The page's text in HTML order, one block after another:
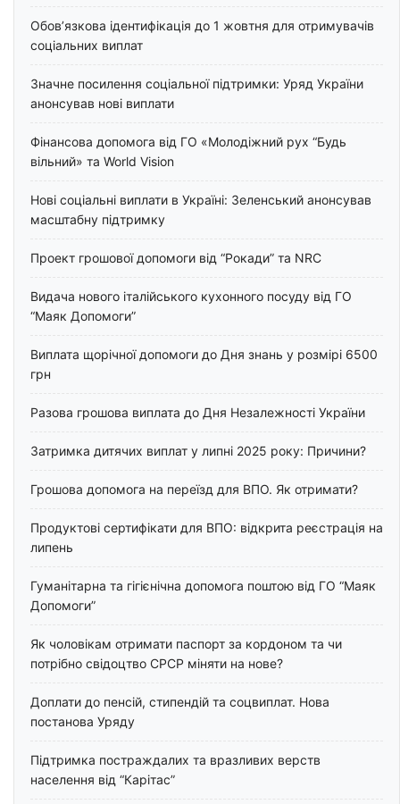
Обов’язкова ідентифікація до 1 жовтня для отримувачів
соціальних виплат
Значне посилення соціальної підтримки: Уряд України
анонсував нові виплати
Фінансова допомога від ГО «Молодіжний рух “Будь
вільний» та World Vision
Нові соціальні виплати в Україні: Зеленський анонсував
масштабну підтримку
Проект грошової допомоги від “Рокади” та NRC
Видача нового італійського кухонного посуду від ГО
“Маяк Допомоги”
Виплата щорічної допомоги до Дня знань у розмірі 6500
грн
Разова грошова виплата до Дня Незалежності України
Затримка дитячих виплат у липні 2025 року: Причини?
Грошова допомога на переїзд для ВПО. Як отримати?
Продуктові сертифікати для ВПО: відкрита реєстрація на
липень
Гуманітарна та гігієнічна допомога поштою від ГО “Маяк
Допомоги”
Як чоловікам отримати паспорт за кордоном та чи
потрібно свідоцтво СРСР міняти на нове?
Доплати до пенсій, стипендій та соцвиплат. Нова
постанова Уряду
Підтримка постраждалих та вразливих верств
населення від “Карітас”